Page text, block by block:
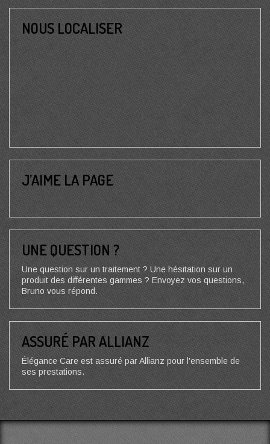
NOUS LOCALISER
J’AIME LA PAGE
UNE QUESTION ?
Une question sur un traitement ? Une hésitation sur un
produit des différentes gammes ? Envoyez vos questions,
Bruno vous répond.
ASSURÉ PAR ALLIANZ
Élégance Care est assuré par Allianz pour l'ensemble de
ses prestations.